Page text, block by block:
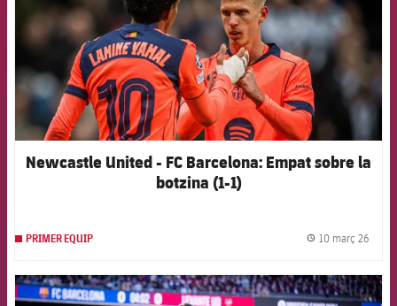
Newcastle United - FC Barcelona: Empat sobre la
botzina (1-1)
PRIMER EQUIP 10 març 26
FCB Barcelona badge